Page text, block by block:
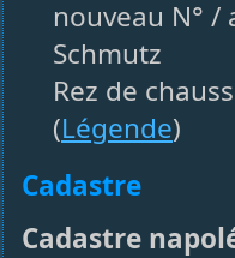
nouveau N° /
Schmutz
Rez de
(Légende)
Cadastre
Cadastre